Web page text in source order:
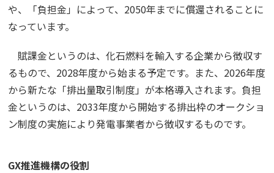
や、「負担金」によって、2050年までに償還されることに
なっています。
賦課金というのは、化石燃料を輸入する企業から徴収す
るもので、2028年度から始まる予定です。また、2026年度
から新たな「排出量取引制度」が本格導入されます。負担
金というのは、2033年度から開始する排出枠のオークショ
ン制度の実施により発電事業者から徴収するものです。
GX推進機構の役割